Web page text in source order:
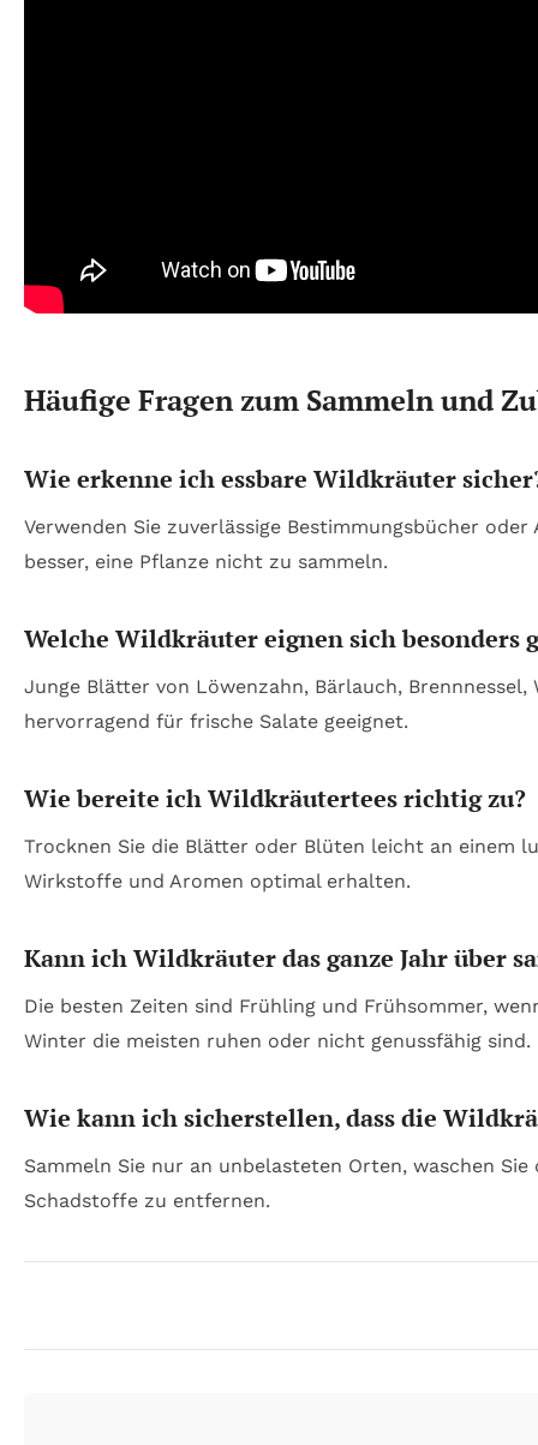
Häufige Fragen zum Sammeln und
Wie erkenne ich essbare Wildkräuter
Verwenden Sie zuverlässige Bestimmungsbücher
besser, eine Pflanze nicht zu sammeln.
Welche Wildkräuter eignen sich besonders
Junge Blätter von Löwenzahn, Bärlauch,
hervorragend für frische Salate geeignet.
Wie bereite ich Wildkräutertees richtig zu?
Trocknen Sie die Blätter oder Blüten leicht an einem
Wirkstoffe und Aromen optimal erhalten.
Kann ich Wildkräuter das ganze Jahr über
Die besten Zeiten sind Frühling und Frühsommer,
Winter die meisten ruhen oder nicht genussfähig sind.
Wie kann ich sicherstellen, dass die
Sammeln Sie nur an unbelasteten Orten, waschen
Schadstoffe zu entfernen.